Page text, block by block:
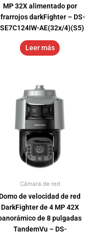
MP 32X alimentado por
darkFighter – DS-
AE(32x/4)(S5)
Leer más
Cámara de red
Domo de velocidad de red
DarkFighter de 4 MP 42X
de 8 pulgadas
TandemVu – DS-